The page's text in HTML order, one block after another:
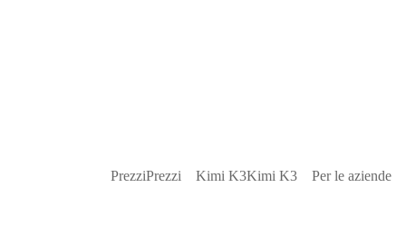
PrezziPrezzi Kimi K3Kimi K3 Per le aziende